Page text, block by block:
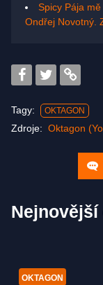
Spicy Pája
Ondřej Novotný.
Tagy: OKTAGON
Zdroje: Oktagon
OKTAGON